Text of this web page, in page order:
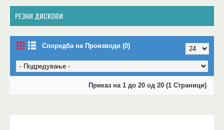
РЕЗНИ ДИСКОВИ
Споредба на Производи (0)
Приказ на 1 до 20 од 20 (1 Страници)